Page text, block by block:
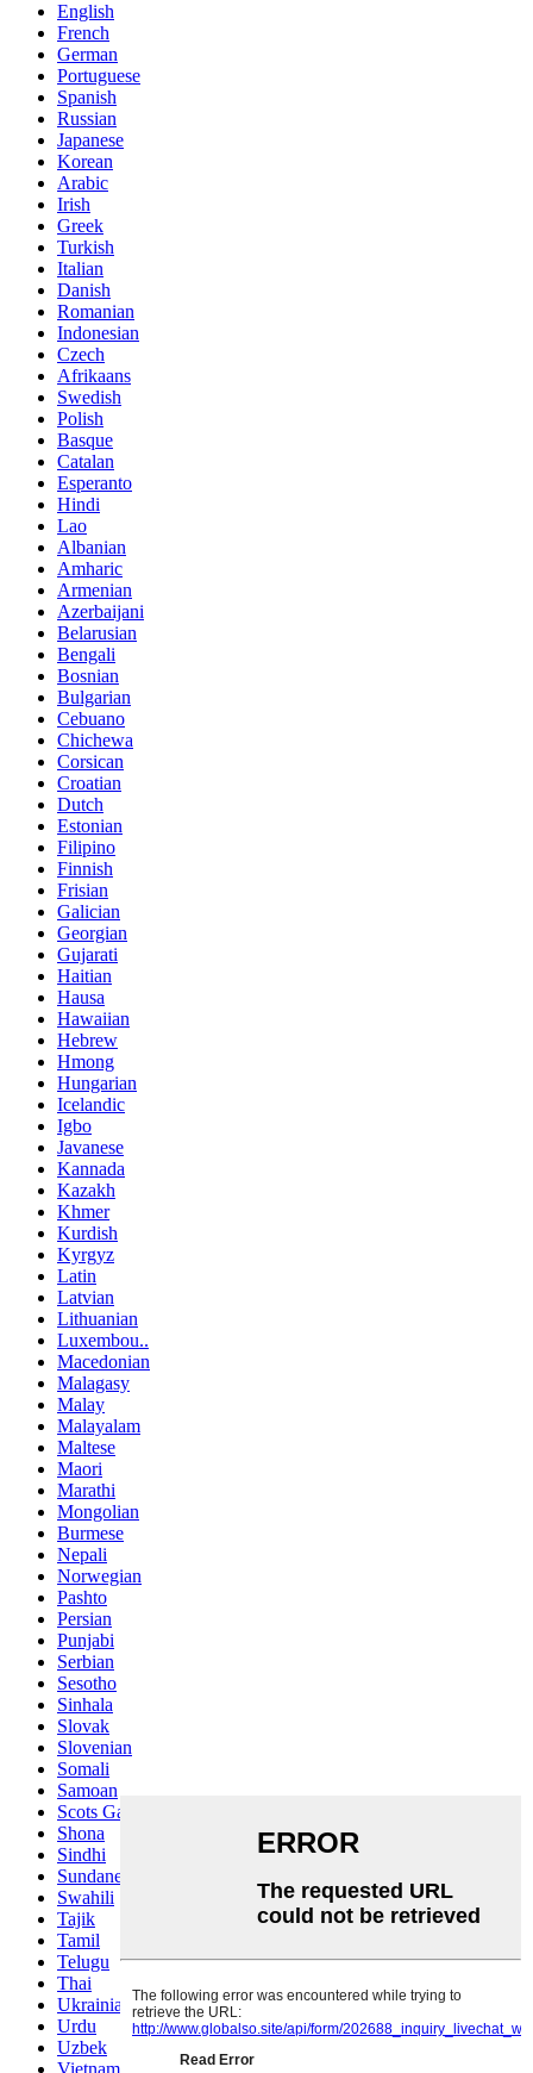
English
French
German
Portuguese
Spanish
Russian
Japanese
Korean
Arabic
Irish
Greek
Turkish
Italian
Danish
Romanian
Indonesian
Czech
Afrikaans
Swedish
Polish
Basque
Catalan
Esperanto
Hindi
Lao
Albanian
Amharic
Armenian
Azerbaijani
Belarusian
Bengali
Bosnian
Bulgarian
Cebuano
Chichewa
Corsican
Croatian
Dutch
Estonian
Filipino
Finnish
Frisian
Galician
Georgian
Gujarati
Haitian
Hausa
Hawaiian
Hebrew
Hmong
Hungarian
Icelandic
Igbo
Javanese
Kannada
Kazakh
Khmer
Kurdish
Kyrgyz
Latin
Latvian
Lithuanian
Luxembou..
Macedonian
Malagasy
Malay
Malayalam
Maltese
Maori
Marathi
Mongolian
Burmese
Nepali
Norwegian
Pashto
Persian
Punjabi
Serbian
Sesotho
Sinhala
Slovak
Slovenian
Somali
Samoan
Scots Gaelic
Shona
Sindhi
Sundanese
Swahili
Tajik
Tamil
Telugu
Thai
Ukrainian
Urdu
Uzbek